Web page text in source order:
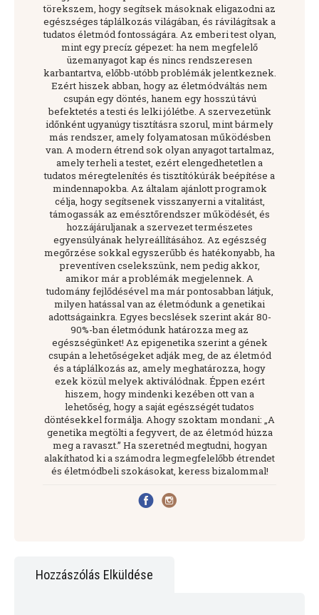
törekszem, hogy segítsek másoknak eligazodni az
egészséges táplálkozás világában, és rávilágítsak a
tudatos életmód fontosságára. Az emberi test olyan,
mint egy precíz gépezet: ha nem megfelelő
üzemanyagot kap és nincs rendszeresen
karbantartva, előbb-utóbb problémák jelentkeznek.
Ezért hiszek abban, hogy az életmódváltás nem
csupán egy döntés, hanem egy hosszú távú
befektetés a testi és lelki jólétbe. A szervezetünk
időnként ugyanúgy tisztításra szorul, mint bármely
más rendszer, amely folyamatosan működésben
van. A modern étrend sok olyan anyagot tartalmaz,
amely terheli a testet, ezért elengedhetetlen a
tudatos méregtelenítés és tisztítókúrák beépítése a
mindennapokba. Az általam ajánlott programok
célja, hogy segítsenek visszanyerni a vitalitást,
támogassák az emésztőrendszer működését, és
hozzájáruljanak a szervezet természetes
egyensúlyának helyreállításához. Az egészség
megőrzése sokkal egyszerűbb és hatékonyabb, ha
preventíven cselekszünk, nem pedig akkor,
amikor már a problémák megjelennek. A
tudomány fejlődésével ma már pontosabban látjuk,
milyen hatással van az életmódunk a genetikai
adottságainkra. Egyes becslések szerint akár 80-
90%-ban életmódunk határozza meg az
egészségünket! Az epigenetika szerint a gének
csupán a lehetőségeket adják meg, de az életmód
és a táplálkozás az, amely meghatározza, hogy
ezek közül melyek aktiválódnak. Éppen ezért
hiszem, hogy mindenki kezében ott van a
lehetőség, hogy a saját egészségét tudatos
döntésekkel formálja. Ahogy szoktam mondani: „A
genetika megtölti a fegyvert, de az életmód húzza
meg a ravaszt.” Ha szeretnéd megtudni, hogyan
alakíthatod ki a számodra legmegfelelőbb étrendet
és életmódbeli szokásokat, keress bizalommal!
Hozzászólás Elküldése